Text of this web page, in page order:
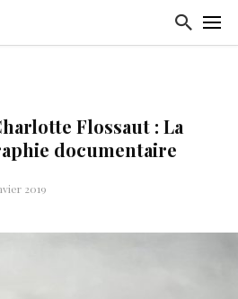
Flossaut : La
documentaire
2019